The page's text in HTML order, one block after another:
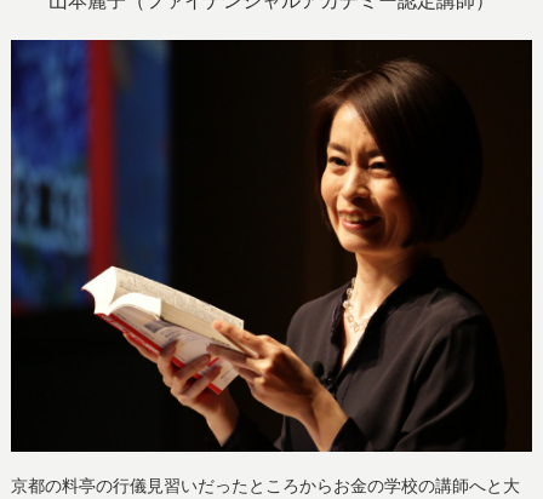
京都の料亭の行儀見習いだったところからお金の学校の講師へと大